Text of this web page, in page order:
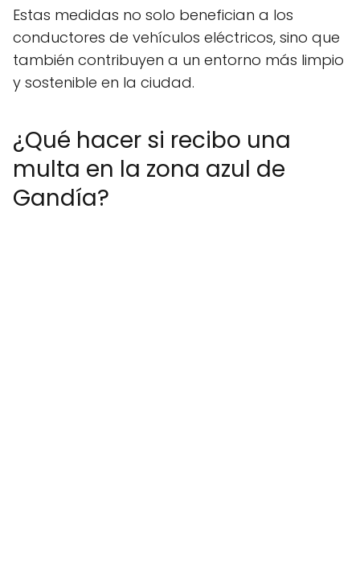
Estas medidas no solo benefician a los
conductores de vehículos eléctricos, sino que
también contribuyen a un entorno más limpio
y sostenible en la ciudad.
¿Qué hacer si recibo una
multa en la zona azul de
Gandía?